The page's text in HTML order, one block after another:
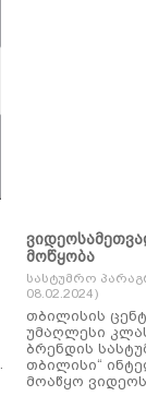
მოწყობა
სასტუმრო
08.02.2024)
თბილისის
უმაღლესი
ბრენდის
თბილისი“
მოაწყო